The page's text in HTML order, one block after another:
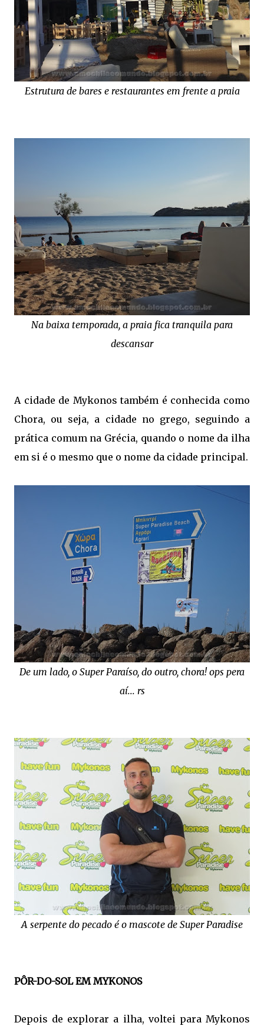
Estrutura de bares e restaurantes em frente a praia
Na baixa temporada, a praia fica tranquila para
descansar
A cidade de Mykonos também é conhecida como
Chora, ou seja, a cidade no grego, seguindo a
prática comum na Grécia, quando o nome da ilha
em si é o mesmo que o nome da cidade principal.
De um lado, o Super Paraíso, do outro, chora! ops pera
aí... rs
A serpente do pecado é o mascote de Super Paradise
PÔR-DO-SOL EM MYKONOS
Depois de explorar a ilha, voltei para Mykonos